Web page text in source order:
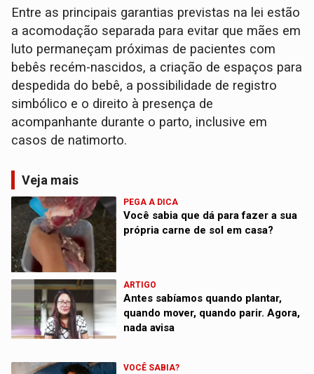
Entre as principais garantias previstas na lei estão
a acomodação separada para evitar que mães em
luto permaneçam próximas de pacientes com
bebês recém-nascidos, a criação de espaços para
despedida do bebê, a possibilidade de registro
simbólico e o direito à presença de
acompanhante durante o parto, inclusive em
casos de natimorto.
Veja mais
PEGA A DICA
Você sabia que dá para fazer a sua
própria carne de sol em casa?
ARTIGO
Antes sabíamos quando plantar,
quando mover, quando parir. Agora,
nada avisa
VOCÊ SABIA?